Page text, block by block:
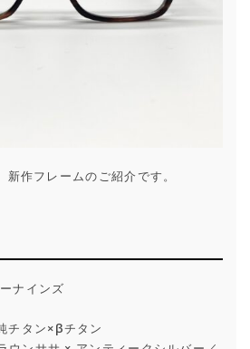
作フレームのご紹介です。
ナインズ
チタン×βチタン